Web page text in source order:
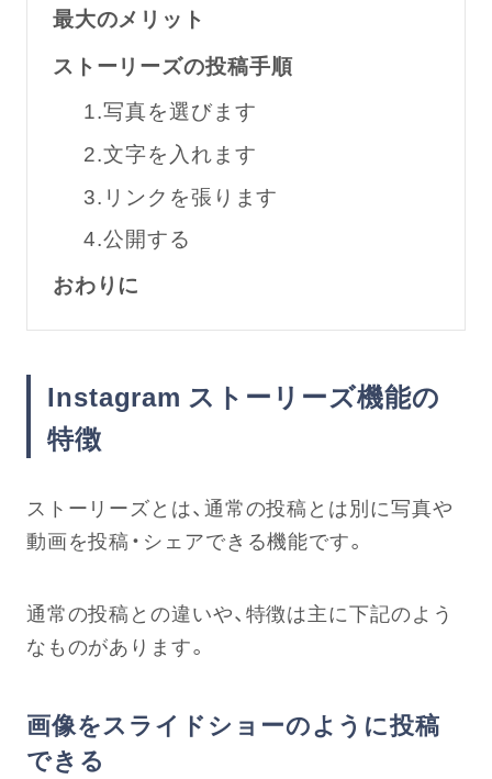
最大のメリット
ストーリーズの投稿手順
1.写真を選びます
2.文字を入れます
3.リンクを張ります
4.公開する
おわりに
Instagram ストーリーズ機能の
特徴
ストーリーズとは、通常の投稿とは別に写真や
動画を投稿・シェアできる機能です。
通常の投稿との違いや、特徴は主に下記のよう
なものがあります。
画像をスライドショーのように投稿
できる